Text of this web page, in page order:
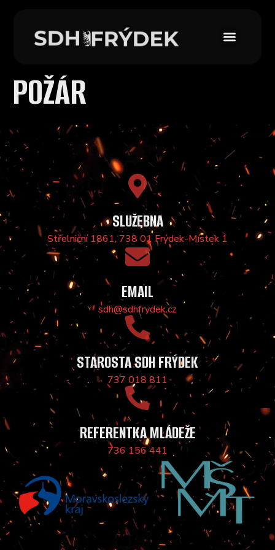
POŽÁR
SLUŽEBNA
Střelniční 1861, 738 01 Frýdek-Místek 1
EMAIL
sdh@sdhfrydek.cz
STAROSTA SDH FRÝDEK
737 018 811
REFERENTKA MLÁDEŽE
736 156 441